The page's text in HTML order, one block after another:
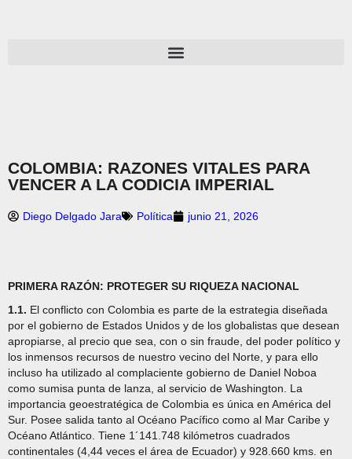
COLOMBIA: RAZONES VITALES PARA
VENCER A LA CODICIA IMPERIAL
Diego Delgado Jara Política junio 21, 2026
PRIMERA RAZÓN: PROTEGER SU RIQUEZA NACIONAL
1.1. El conflicto con Colombia es parte de la estrategia diseñada
por el gobierno de Estados Unidos y de los globalistas que desean
apropiarse, al precio que sea, con o sin fraude, del poder político y
los inmensos recursos de nuestro vecino del Norte, y para ello
incluso ha utilizado al complaciente gobierno de Daniel Noboa
como sumisa punta de lanza, al servicio de Washington. La
importancia geoestratégica de Colombia es única en América del
Sur. Posee salida tanto al Océano Pacífico como al Mar Caribe y
Océano Atlántico. Tiene 1´141.748 kilómetros cuadrados
continentales (4,44 veces el área de Ecuador) y 928.660 kms. en